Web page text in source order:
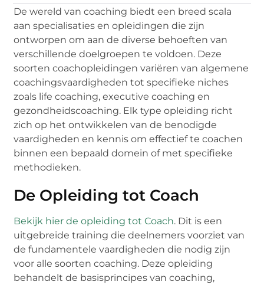
De wereld van coaching biedt een breed scala
aan specialisaties en opleidingen die zijn
ontworpen om aan de diverse behoeften van
verschillende doelgroepen te voldoen. Deze
soorten coachopleidingen variëren van algemene
coachingsvaardigheden tot specifieke niches
zoals life coaching, executive coaching en
gezondheidscoaching. Elk type opleiding richt
zich op het ontwikkelen van de benodigde
vaardigheden en kennis om effectief te coachen
binnen een bepaald domein of met specifieke
methodieken.
De Opleiding tot Coach
Bekijk hier de opleiding tot Coach. Dit is een
uitgebreide training die deelnemers voorziet van
de fundamentele vaardigheden die nodig zijn
voor alle soorten coaching. Deze opleiding
behandelt de basisprincipes van coaching,